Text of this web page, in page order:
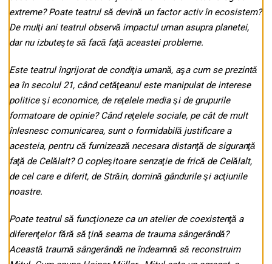
extreme? Poate teatrul să devină un factor activ în ecosistem?
De mulţi ani teatrul observă impactul uman asupra planetei,
dar nu izbuteşte să facă faţă aceastei probleme.
Este teatrul îngrijorat de condiţia umană, aşa cum se prezintă
ea în secolul 21, când cetăţeanul este manipulat de interese
politice şi economice, de reţelele media şi de grupurile
formatoare de opinie? Când reţelele sociale, pe cât de mult
înlesnesc comunicarea, sunt o formidabilă justificare a
acesteia, pentru că furnizează necesara distanţă de siguranţă
faţă de Celălalt? O copleşitoare senzaţie de frică de Celălalt,
de cel care e diferit, de Străin, domină gândurile şi acţiunile
noastre.
Poate teatrul să funcţioneze ca un atelier de coexistenţă a
diferenţelor fără să ţină seama de trauma sângerândă?
Această traumă sângerândă ne îndeamnă să reconstruim